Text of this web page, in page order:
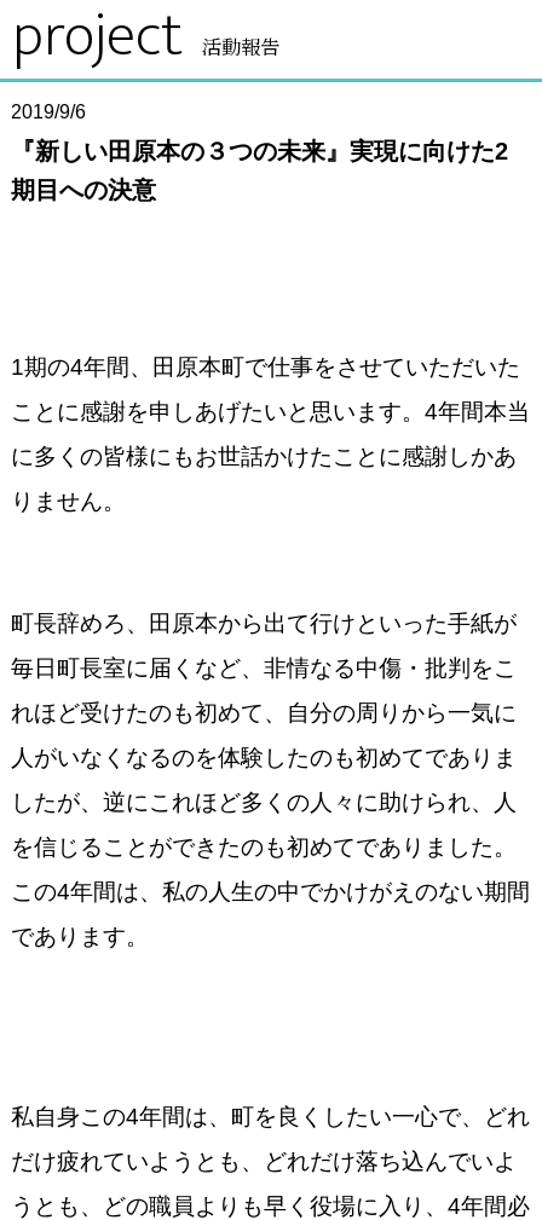
project 活動報告
2019/9/6
『新しい田原本の３つの未来』実現に向けた2
期目への決意
1期の4年間、田原本町で仕事をさせていただいた
ことに感謝を申しあげたいと思います。4年間本当
に多くの皆様にもお世話かけたことに感謝しかあ
りません。
町長辞めろ、田原本から出て行けといった手紙が
毎日町長室に届くなど、非情なる中傷・批判をこ
れほど受けたのも初めて、自分の周りから一気に
人がいなくなるのを体験したのも初めてでありま
したが、逆にこれほど多くの人々に助けられ、人
を信じることができたのも初めてでありました。
この4年間は、私の人生の中でかけがえのない期間
であります。
私自身この4年間は、町を良くしたい一心で、どれ
だけ疲れていようとも、どれだけ落ち込んでいよ
うとも、どの職員よりも早く役場に入り、4年間必